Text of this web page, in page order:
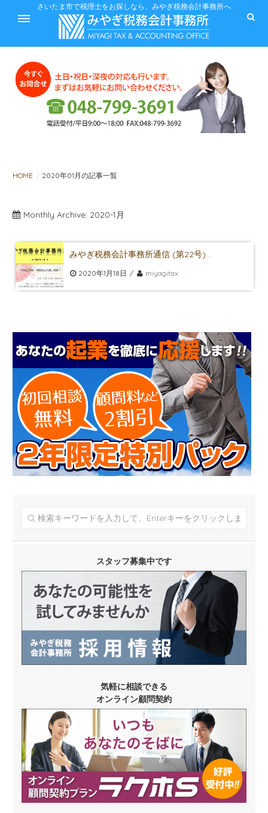
さいたま市で税理士をお探しなら、みやぎ税務会計事務所へ
ホーム
サービス
税に関するQ&A
HOME 2020年01月の記事一覧
Monthly Archive: 2020-1月
みやぎ税務会計事務所通信 (第22号)...
2020年1月18日 miyagitax
スタッフ募集中です
気軽に相談できる
オンライン顧問契約